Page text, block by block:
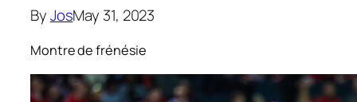
ByJosMay 31, 2023
Montre de frénésie